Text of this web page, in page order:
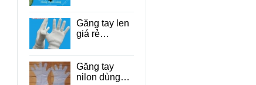
Găng tay len
giá rẻ
Găng tay
nilon dùng